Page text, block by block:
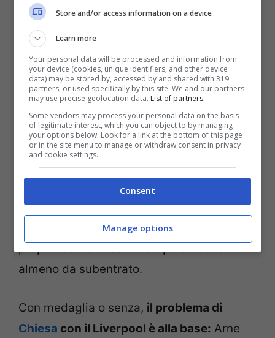
Chiesa.
L’attaccante italiano ha collezionato
appenaquattro presenze con il Liverpool
e da regolamento della Premier League
non riceverà la medaglia da campione.
Servirà collezionare almeno un’altra
presenza per laurerarsi campione e non è
detto che Arne Slot gliela conceda. Anche
se a conti fatti potrebbe essere il momento
giusto per sperimentare cose nuove,
proprio con Chiesa in campo da titolare o
almeno da subentrato.
Con medaglia o senza, il problema di
Chiesa con il Liverpool è alla base: Arne
Store and/or access information on a device
Learn more
Your personal data will be processed and information from
your device (cookies, unique identifiers, and other device
data) may be stored by, accessed by and shared with 319
partners, or used specifically by this site. We and our partners
may use precise geolocation data. List of partners.
Some vendors may process your personal data on the basis
of legitimate interest, which you can object to by managing
your options below. Look for a link at the bottom of this page
or in the site menu to manage or withdraw consent in privacy
and cookie settings.
Consent
Manage options